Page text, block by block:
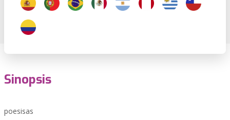
Sinopsis
poesisas